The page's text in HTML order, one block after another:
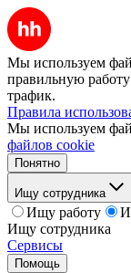
Мы используем
правильную работу
трафик.
Правила
Мы используем
файлов cookie
Понятно
Ищу сотрудника
Ищу работу
Ищу сотрудника
Сервисы
Помощь